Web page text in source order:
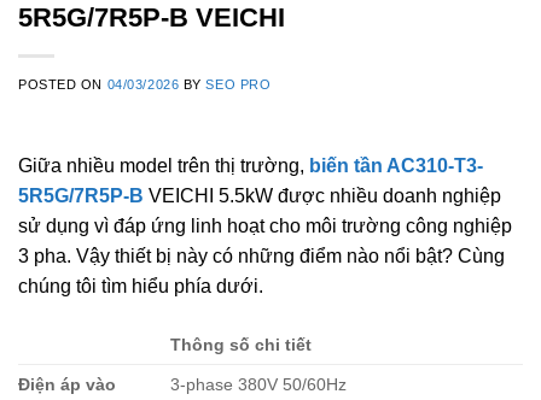
5R5G/7R5P-B VEICHI
POSTED ON 04/03/2026 BYSEO PRO
Giữa nhiều model trên thị trường, biến tần AC310-T3-
5R5G/7R5P-B VEICHI 5.5kW được nhiều doanh nghiệp
sử dụng vì đáp ứng linh hoạt cho môi trường công nghiệp
3 pha. Vậy thiết bị này có những điểm nào nổi bật? Cùng
chúng tôi tìm hiểu phía dưới.
Thông số chi tiết
Điện áp vào 3-phase 380V 50/60Hz